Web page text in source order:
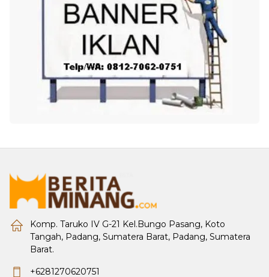
Komp. Taruko IV G-21 Kel.Bungo Pasang, Koto
Tangah, Padang, Sumatera Barat, Padang, Sumatera
Barat.
+6281270620751